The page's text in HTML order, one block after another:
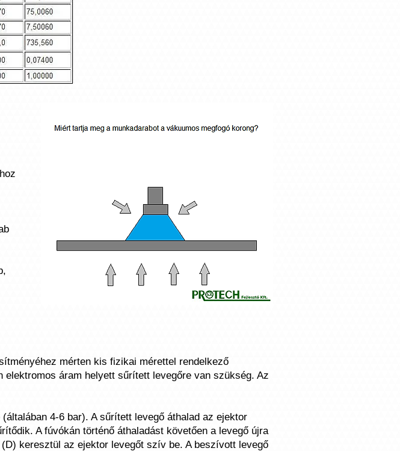
mérten kis fizikai mérettel rendelkező
áram helyett sűrített levegőre van szükség. Az
4-6 bar). A sűrített levegő áthalad az ejektor
A fúvókán történő áthaladást követően a levegő újra
keresztül az ejektor levegőt szív be. A beszívott levegő